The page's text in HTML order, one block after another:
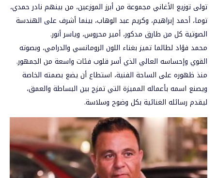
تولى توزيع الأغاني مجموعة من أبرز الموزعين، من بينهم نادر حمدي،
توما، أحمد إبراهيم، وكريم عبد الوهاب، بينما أشرف على الهندسة
الصوتية كل من طارق مدكور، أمير محروس، وياسر أنور.
محمد فؤاد لطالما تميز بغناء اللون الرومانسي والدرامي، وبصوته
القوي وإحساسه العالي الذي أسر قلوب فئات واسعة من الجمهور.
منذ ظهوره على الساحة الفنية، استطاع أن يضع بصمته الخاصة
ويصنع اسمه بأعماله المميزة التي تمزج بين البساطة والعمق،
ليقدم رسائله الغنائية بكل وضوح وسلاسة.